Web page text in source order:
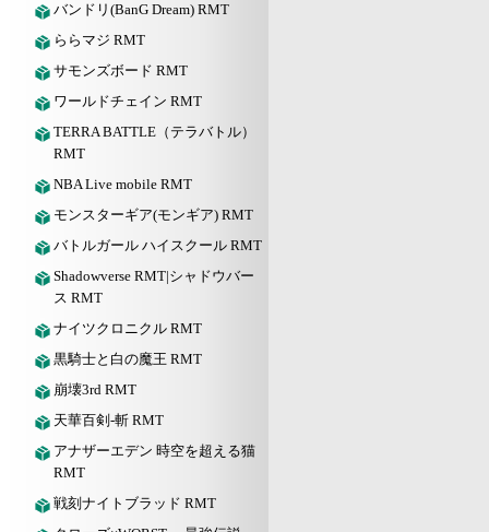
バンドリ(BanG Dream) RMT
ららマジ RMT
サモンズボード RMT
ワールドチェイン RMT
TERRA BATTLE（テラバトル）
RMT
NBA Live mobile RMT
モンスターギア(モンギア) RMT
バトルガール ハイスクール RMT
Shadowverse RMT|シャドウバー
ス RMT
ナイツクロニクル RMT
黒騎士と白の魔王 RMT
崩壊3rd RMT
天華百剣-斬 RMT
アナザーエデン 時空を超える猫
RMT
戦刻ナイトブラッド RMT